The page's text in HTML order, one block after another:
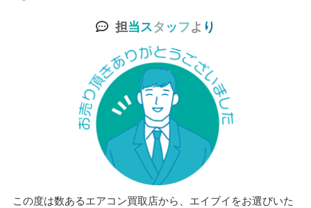
担当スタ ッ フよ り
この度は数あるエアコン買取店から、エイブイをお選びいた